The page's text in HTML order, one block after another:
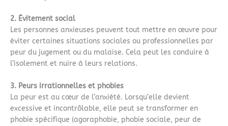
2. Évitement social
Les personnes anxieuses peuvent tout mettre en œuvre pour
éviter certaines situations sociales ou professionnelles par
peur du jugement ou du malaise. Cela peut les conduire à
l’isolement et nuire à leurs relations.
3. Peurs irrationnelles et phobies
La peur est au cœur de l’anxiété. Lorsqu’elle devient
excessive et incontrôlable, elle peut se transformer en
phobie spécifique (agoraphobie, phobie sociale, peur de